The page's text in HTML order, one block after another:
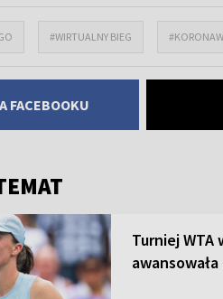
#WIRTUALNY BIEG
FACEBOOKU
Turniej